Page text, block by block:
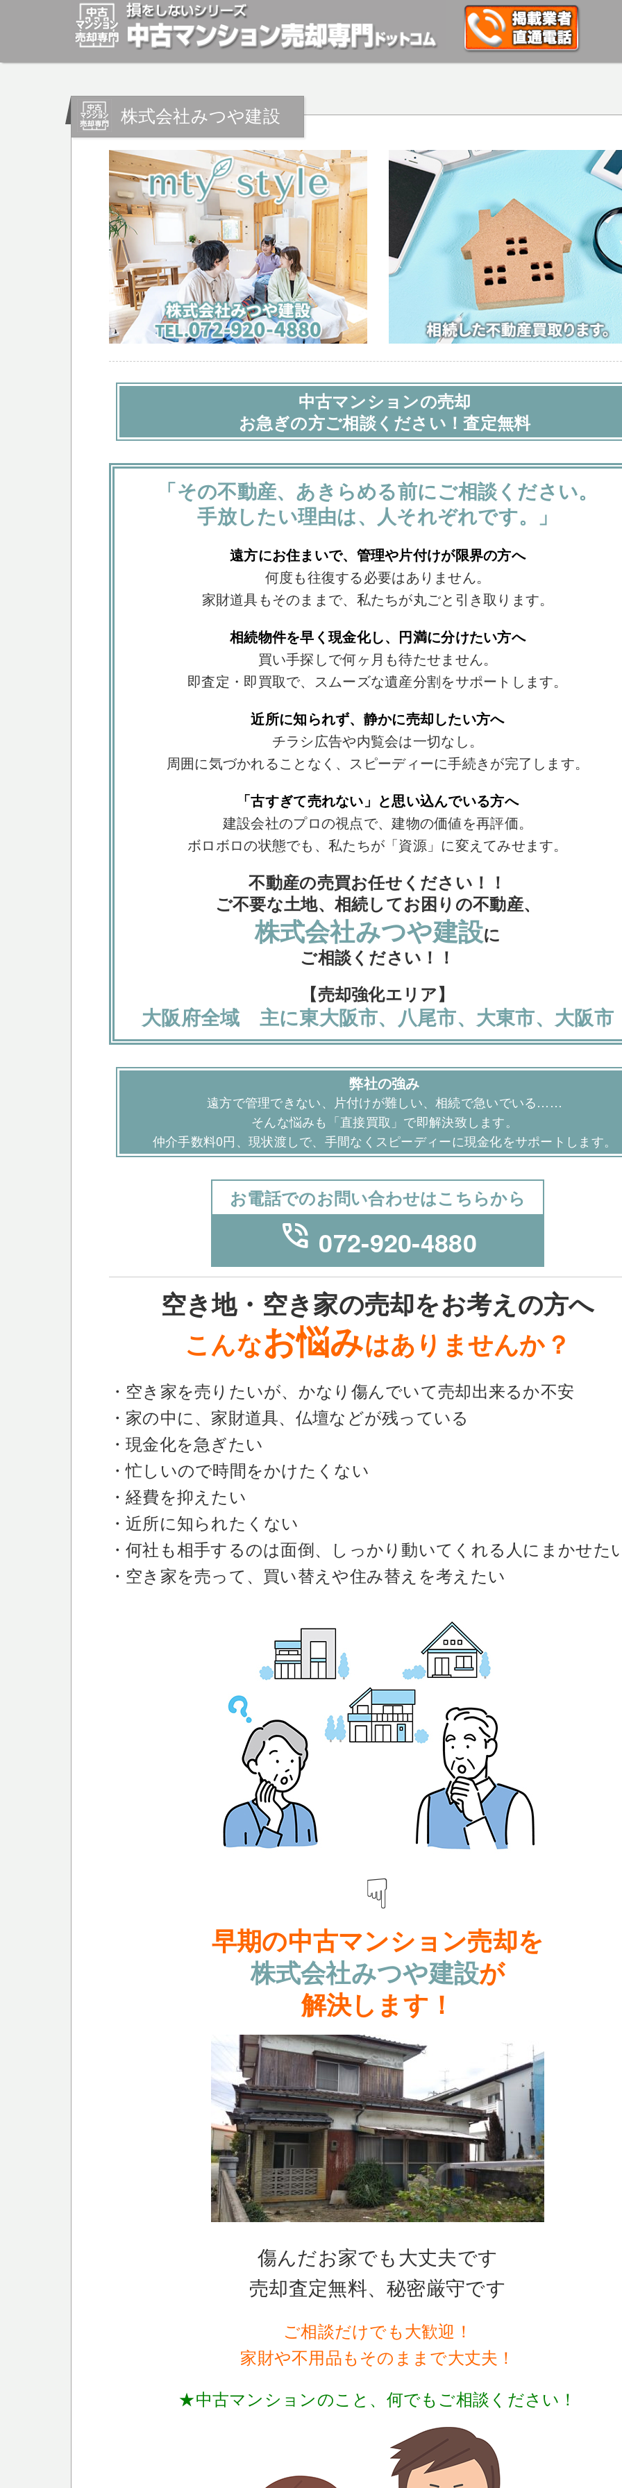
マンションの「売却」は「個人」の方々が、「買取」は不動産や開発等の「業者」が物件を買います。一般的に「売却」は時間はかかるが
安めの売却金額と言われています。マンションの売却をご検討中の方はお気軽にご相談ください。マンション、アパート、相続不動産など
株式会社みつや建設
中古マンションの売却
お急ぎの方ご相談ください！査定無料
「その不動産、あきらめる前にご相談ください。
手放したい理由は、人それぞれです。」
遠方にお住まいで、管理や片付けが限界の方へ
何度も往復する必要はありません。
家財道具もそのままで、私たちが丸ごと引き取ります。
相続物件を早く現金化し、円満に分けたい方へ
買い手探しで何ヶ月も待たせません。
即査定・即買取で、スムーズな遺産分割をサポートします。
近所に知られず、静かに売却したい方へ
チラシ広告や内覧会は一切なし。
周囲に気づかれることなく、スピーディーに手続きが完了します。
「古すぎて売れない」と思い込んでいる方へ
建設会社のプロの視点で、建物の価値を再評価。
ボロボロの状態でも、私たちが「資源」に変えてみせます。
不動産の売買お任せください！！
ご不要な土地、相続してお困りの不動産、
株式会社みつや建設に
ご相談ください！！
【売却強化エリア】
大阪府全域 主に東大阪市、八尾市、大東市、大阪市
弊社の強み
遠方で管理できない、片付けが難しい、相続で急いでいる……
そんな悩みも「直接買取」で即解決致します。
仲介手数料0円、現状渡しで、手間なくスピーディーに現金化をサポートします。
お電話でのお問い合わせはこちらから
phone_in_talk 072-920-4880
空き地・空き家の売却をお考えの方へ
こんなお悩みはありませんか？
・空き家を売りたいが、かなり傷んでいて売却出来るか不安
・家の中に、家財道具、仏壇などが残っている
・現金化を急ぎたい
・忙しいので時間をかけたくない
・経費を抑えたい
・近所に知られたくない
・何社も相手するのは面倒、しっかり動いてくれる人にまかせた
・空き家を売って、買い替えや住み替えを考えたい
☟
早期の中古マンション売却を
株式会社みつや建設が
解決します！
傷んだお家でも大丈夫です
売却査定無料、秘密厳守です
ご相談だけでも大歓迎！
家財や不用品もそのままで大丈夫！
★中古マンションのこと、何でもご相談ください！